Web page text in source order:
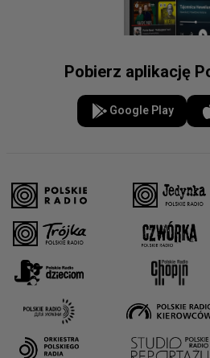
Pobierz aplikację
Google Play